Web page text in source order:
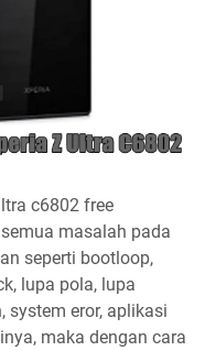
c6802 free
masalah pada
seperti bootloop,
lupa pola, lupa
system eror, aplikasi
maka dengan cara